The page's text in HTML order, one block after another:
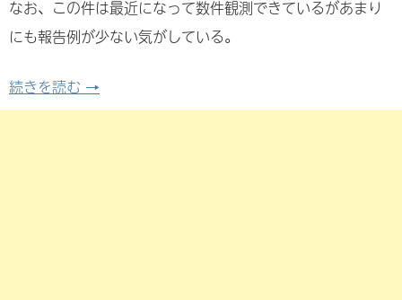
なお、この件は最近になって数件観測できているがあまり
にも報告例が少ない気がしている。
続きを読む NURO の NSD-G1000T でMAP-Eが使いもの
→